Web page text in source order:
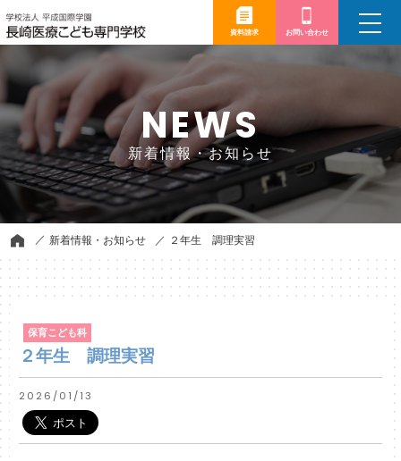
資料請求 お問い合わせ
toggle
NEWS
新着情報・お知らせ
新着情報・お知らせ ２年生 調理実習
保育こども科
２年生 調理実習
2026/01/13